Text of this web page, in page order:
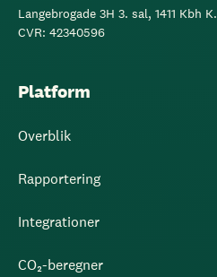
Langebrogade 3H 3. sal, 1411 Kbh K.
CVR: 42340596
Platform
Overblik
Rapportering
Integrationer
CO₂-beregner